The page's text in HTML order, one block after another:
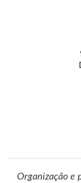
Organização e